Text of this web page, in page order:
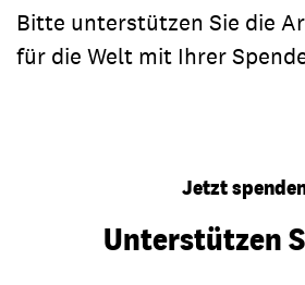
Bitte unterstützen Sie die
für die Welt mit Ihrer
Jetzt
Unterstützen